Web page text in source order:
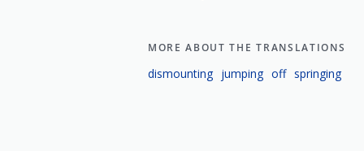
MORE ABOUT THE TRANSLATIONS
dismounting jumping off springing